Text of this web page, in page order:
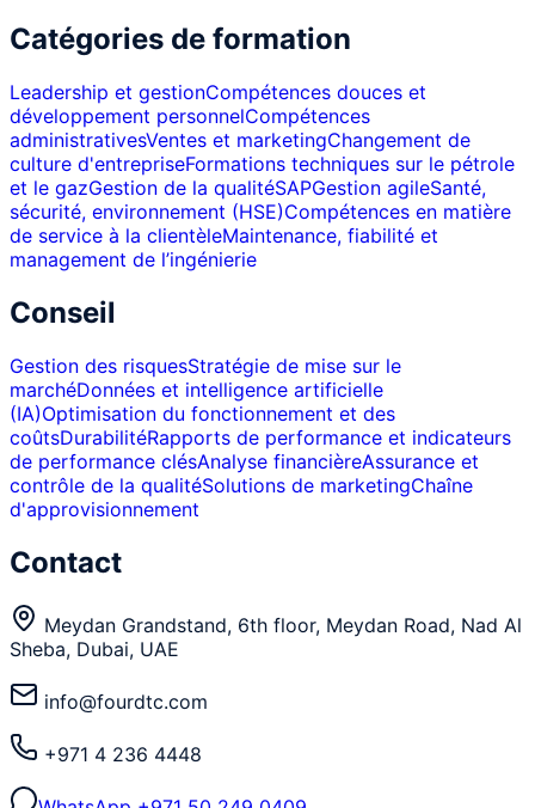
Catégories de formation
Leadership et gestionCompétences douces et
développement personnelCompétences
administrativesVentes et marketingChangement de
culture d'entrepriseFormations techniques sur le pétrole
et le gazGestion de la qualitéSAPGestion agileSanté,
sécurité, environnement (HSE)Compétences en matière
de service à la clientèleMaintenance, fiabilité et
management de l’ingénierie
Conseil
Gestion des risquesStratégie de mise sur le
marchéDonnées et intelligence artificielle
(IA)Optimisation du fonctionnement et des
coûtsDurabilitéRapports de performance et indicateurs
de performance clésAnalyse financièreAssurance et
contrôle de la qualitéSolutions de marketingChaîne
d'approvisionnement
Contact
Meydan Grandstand, 6th floor, Meydan Road, Nad Al
Sheba, Dubai, UAE
info@fourdtc.com
+971 4 236 4448